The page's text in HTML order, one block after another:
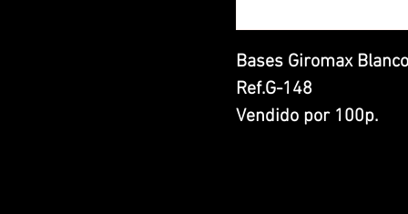
Bases Giromax Blanco
Ref.G-148
Vendido por 100p.